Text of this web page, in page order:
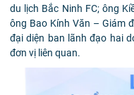
du lịch Bắc Ninh FC; ông
ông Bao Kính Văn – Giám
đại diện ban lãnh đạo hai
đơn vị liên quan.